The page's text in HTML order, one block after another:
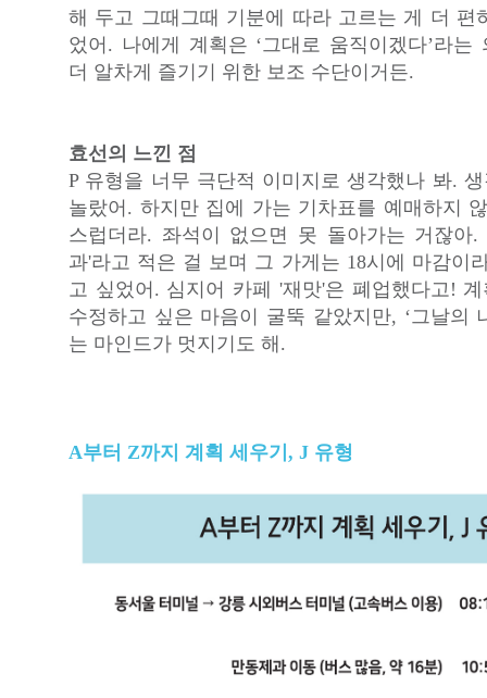
해 두고 그때그때 기분에 따라 고르는 게 더 편
었어. 나에게 계획은 ‘그대로 움직이겠다’라는
더 알차게 즐기기 위한 보조 수단이거든.
효선의 느낀 점
P 유형을 너무 극단적 이미지로 생각했나 봐.
놀랐어. 하지만 집에 가는 기차표를 예매하지
스럽더라. 좌석이 없으면 못 돌아가는 거잖아
과'라고 적은 걸 보며 그 가게는 18시에 마감이
고 싶었어. 심지어 카페 '재맛'은 폐업했다고!
수정하고 싶은 마음이 굴뚝 같았지만, ‘그날의
는 마인드가 멋지기도 해.
A부터 Z까지 계획 세우기, J 유형